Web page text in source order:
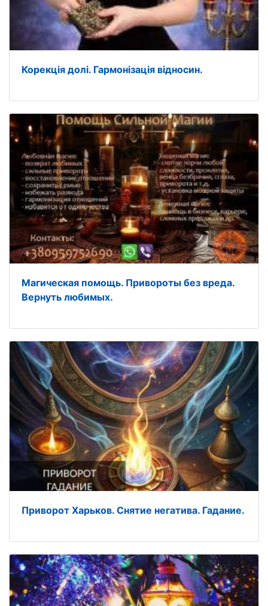
Корекція долі. Гармонізація відносин.
Магическая помощь. Привороты без вреда.
Вернуть любимых.
Приворот Харьков. Снятие негатива. Гадание.